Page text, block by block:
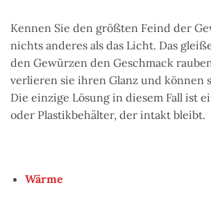
Kennen Sie den größten Feind der
nichts anderes als das Licht. Das
den Gewürzen den Geschmack
verlieren sie ihren Glanz und können
Die einzige Lösung in diesem Fall ist
oder Plastikbehälter, der intakt bleibt.
Wärme